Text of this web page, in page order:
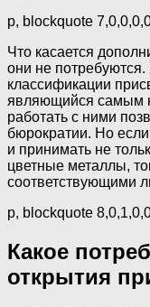
p, blockquote
Что касается
они не
классификации
являющийся самым
работать с ними
бюрократии. Но
и принимать не
цветные металлы,
соответствующими
p, blockquote
Какое
открытия